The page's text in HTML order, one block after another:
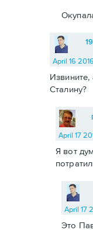
April 16
Сталину?
April 17
Я вот
April 17
Это